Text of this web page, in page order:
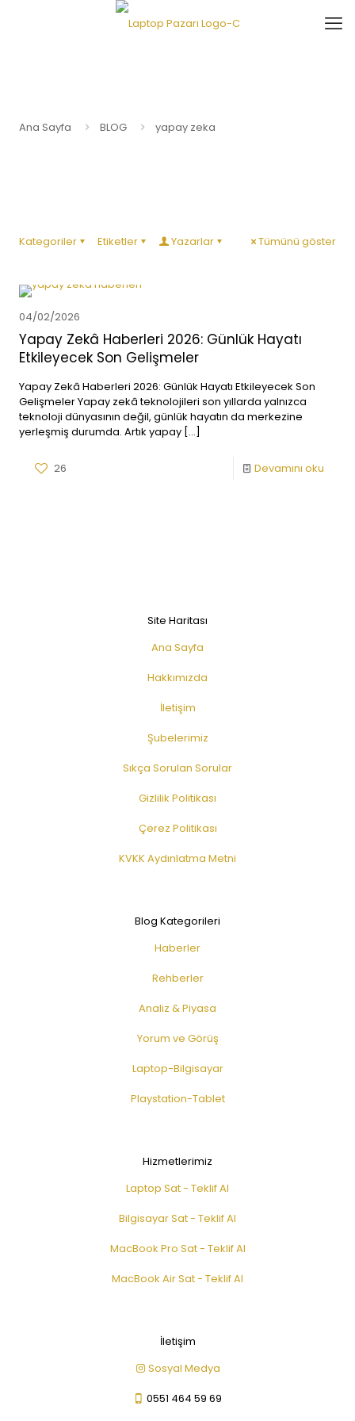
Ana Sayfa BLOG yapay zeka
Kategoriler Etiketler Yazarlar Tümünü göster
04/02/2026
Yapay Zekâ Haberleri 2026: Günlük Hayatı
Etkileyecek Son Gelişmeler
Yapay Zekâ Haberleri 2026: Günlük Hayatı Etkileyecek Son
Gelişmeler Yapay zekâ teknolojileri son yıllarda yalnızca
teknoloji dünyasının değil, günlük hayatın da merkezine
yerleşmiş durumda. Artık yapay […]
26 Devamını oku
Site Haritası
Ana Sayfa
Hakkımızda
İletişim
Şubelerimiz
Sıkça Sorulan Sorular
Gizlilik Politikası
Çerez Politikası
KVKK Aydınlatma Metni
Blog Kategorileri
Haberler
Rehberler
Analiz & Piyasa
Yorum ve Görüş
Laptop-Bilgisayar
Playstation-Tablet
Hizmetlerimiz
Laptop Sat - Teklif Al
Bilgisayar Sat - Teklif Al
MacBook Pro Sat - Teklif Al
MacBook Air Sat - Teklif Al
İletişim
Sosyal Medya
0551 464 59 69